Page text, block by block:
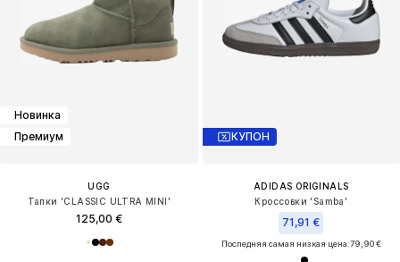
Новинка
Премиум
UGG
Тапки 'CLASSIC ULTRA MINI'
125,00 €
КУПОН
ADIDAS ORIGINALS
Кроссовки 'Samba'
71,91 €
Последняя самая низкая цена:79,90 €